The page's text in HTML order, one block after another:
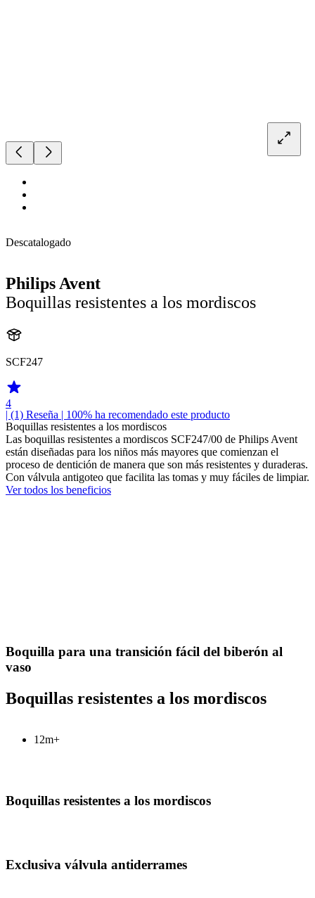
Descatalogado
Philips Avent
Boquillas resistentes a los mordiscos
SCF247
4
| (1) Reseña | 100% ha recomendado este producto
Boquillas resistentes a los mordiscos
Las boquillas resistentes a mordiscos SCF247/00 de Philips Avent
están diseñadas para los niños más mayores que comienzan el
proceso de dentición de manera que son más resistentes y duraderas.
Con válvula antigoteo que facilita las tomas y muy fáciles de limpiar.
Ver todos los beneficios
Boquilla para una transición fácil del biberón al
vaso
Boquillas resistentes a los mordiscos
12m+
Boquillas resistentes a los mordiscos
Exclusiva válvula antiderrames